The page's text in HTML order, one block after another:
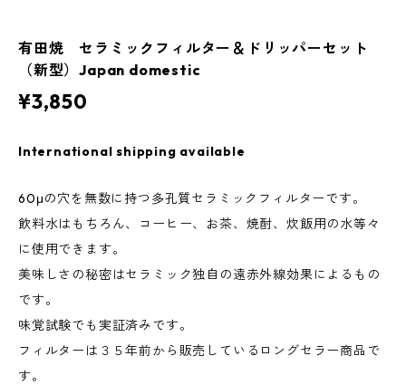
有田焼 セラミックフィルター＆ドリッパーセット
（新型）Japan domestic
¥3,850
International shipping available
60μの穴を無数に持つ多孔質セラミックフィルターです。
飲料水はもちろん、コーヒー、お茶、焼酎、炊飯用の水等々
に使用できます。
美味しさの秘密はセラミック独自の遠赤外線効果によるもの
です。
味覚試験でも実証済みです。
フィルターは３５年前から販売しているロングセラー商品で
す。